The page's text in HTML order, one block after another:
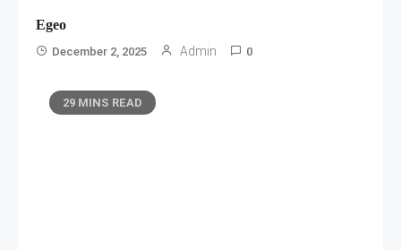
Egeo
December 2, 2025 Admin 0
29 MINS READ